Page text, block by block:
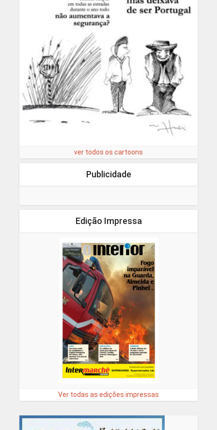
ver todos os cartoons
Publicidade
Edição Impressa
Ver todas as edições impressas